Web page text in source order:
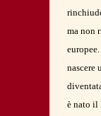
ma non
nascere
è nato il